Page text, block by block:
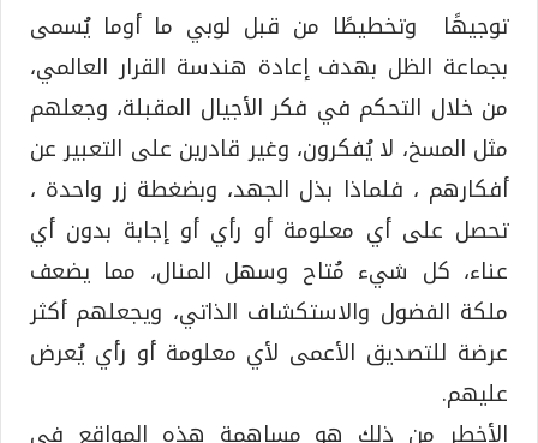
توجيهًا وتخطيطًا من قبل لوبي ما أوما يُسمى
بجماعة الظل بهدف إعادة هندسة القرار العالمي،
من خلال التحكم في فكر الأجيال المقبلة، وجعلهم
مثل المسخ، لا يُفكرون، وغير قادرين على التعبير عن
أفكارهم ، فلماذا بذل الجهد، وبضغطة زر واحدة ،
تحصل على أي معلومة أو رأي أو إجابة بدون أي
عناء، كل شيء مُتاح وسهل المنال، مما يضعف
ملكة الفضول والاستكشاف الذاتي، ويجعلهم أكثر
عرضة للتصديق الأعمى لأي معلومة أو رأي يُعرض
عليهم.
الأخطر من ذلك هو مساهمة هذه المواقع في